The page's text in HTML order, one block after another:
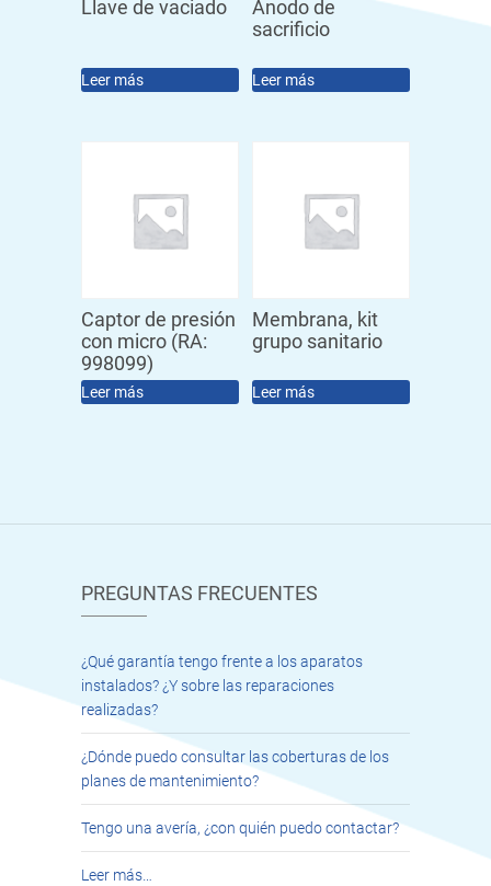
Llave de vaciado
Leer más
Ánodo de
sacrificio
Leer más
Captor de presión
con micro (RA:
998099)
Leer más
Membrana, kit
grupo sanitario
Leer más
PREGUNTAS FRECUENTES
¿Qué garantía tengo frente a los aparatos
instalados? ¿Y sobre las reparaciones
realizadas?
¿Dónde puedo consultar las coberturas de los
planes de mantenimiento?
Tengo una avería, ¿con quién puedo contactar?
Leer más…